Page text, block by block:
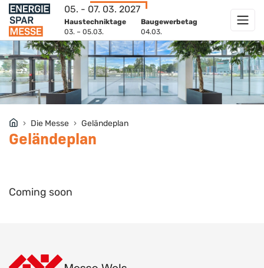
05. - 07. 03. 2027
Haustechniktage
03. – 05.03.
Baugewerbetag
04.03.
Die Messe Geländeplan
Geländeplan
Coming soon